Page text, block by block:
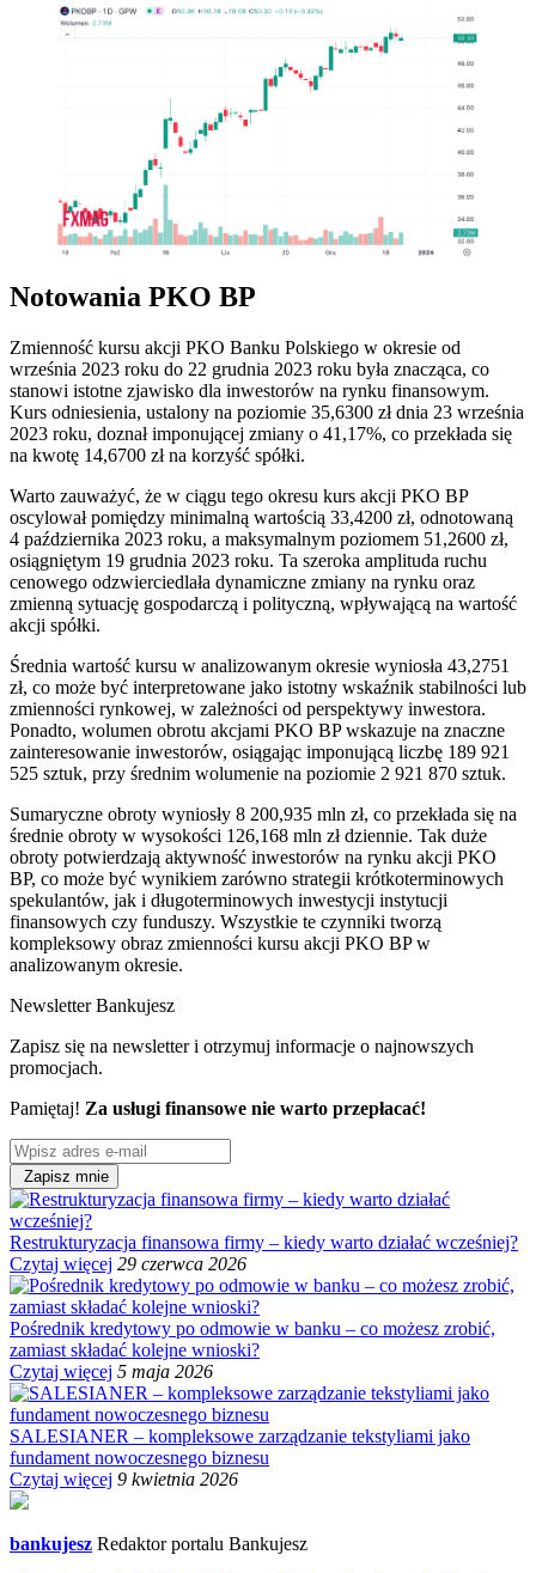
Notowania PKO BP
Zmienność kursu akcji PKO Banku Polskiego w okresie od
września 2023 roku do 22 grudnia 2023 roku była znacząca, co
stanowi istotne zjawisko dla inwestorów na rynku finansowym.
Kurs odniesienia, ustalony na poziomie 35,6300 zł dnia 23 września
2023 roku, doznał imponującej zmiany o 41,17%, co przekłada się
na kwotę 14,6700 zł na korzyść spółki.
Warto zauważyć, że w ciągu tego okresu kurs akcji PKO BP
oscylował pomiędzy minimalną wartością 33,4200 zł, odnotowaną
4 października 2023 roku, a maksymalnym poziomem 51,2600 zł,
osiągniętym 19 grudnia 2023 roku. Ta szeroka amplituda ruchu
cenowego odzwierciedlała dynamiczne zmiany na rynku oraz
zmienną sytuację gospodarczą i polityczną, wpływającą na wartość
akcji spółki.
Średnia wartość kursu w analizowanym okresie wyniosła 43,2751
zł, co może być interpretowane jako istotny wskaźnik stabilności lub
zmienności rynkowej, w zależności od perspektywy inwestora.
Ponadto, wolumen obrotu akcjami PKO BP wskazuje na znaczne
zainteresowanie inwestorów, osiągając imponującą liczbę 189 921
525 sztuk, przy średnim wolumenie na poziomie 2 921 870 sztuk.
Sumaryczne obroty wyniosły 8 200,935 mln zł, co przekłada się na
średnie obroty w wysokości 126,168 mln zł dziennie. Tak duże
obroty potwierdzają aktywność inwestorów na rynku akcji PKO
BP, co może być wynikiem zarówno strategii krótkoterminowych
spekulantów, jak i długoterminowych inwestycji instytucji
finansowych czy funduszy. Wszystkie te czynniki tworzą
kompleksowy obraz zmienności kursu akcji PKO BP w
analizowanym okresie.
Newsletter Bankujesz
Zapisz się na newsletter i otrzymuj informacje o najnowszych
promocjach.
Pamiętaj! Za usługi finansowe nie warto przepłacać!
Zapisz mnie
Restrukturyzacja finansowa firmy – kiedy warto działać wcześniej?
Czytaj więcej 29 czerwca 2026
Pośrednik kredytowy po odmowie w banku – co możesz zrobić,
zamiast składać kolejne wnioski?
Czytaj więcej 5 maja 2026
SALESIANER – kompleksowe zarządzanie tekstyliami jako
fundament nowoczesnego biznesu
Czytaj więcej 9 kwietnia 2026
bankujesz Redaktor portalu Bankujesz